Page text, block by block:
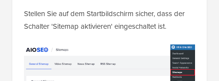
Stellen Sie auf dem Startbildschirm sicher, dass der
Schalter 'Sitemap aktivieren' eingeschaltet ist.